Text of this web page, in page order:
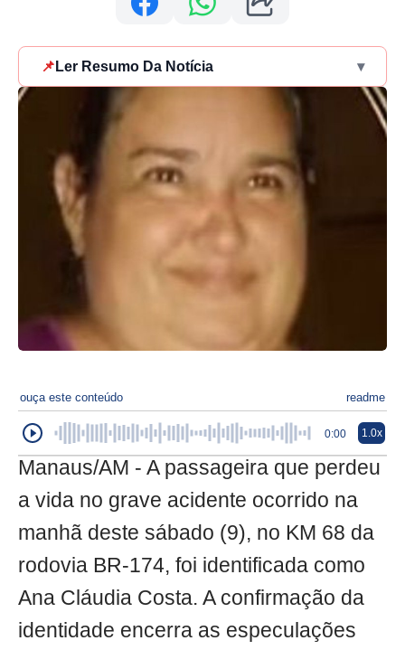
📌 Ler Resumo Da Notícia ▾
ouça este conteúdo readme
0:00 1.0x
Manaus/AM - A passageira que perdeu
a vida no grave acidente ocorrido na
manhã deste sábado (9), no KM 68 da
rodovia BR-174, foi identificada como
Ana Cláudia Costa. A confirmação da
identidade encerra as especulações